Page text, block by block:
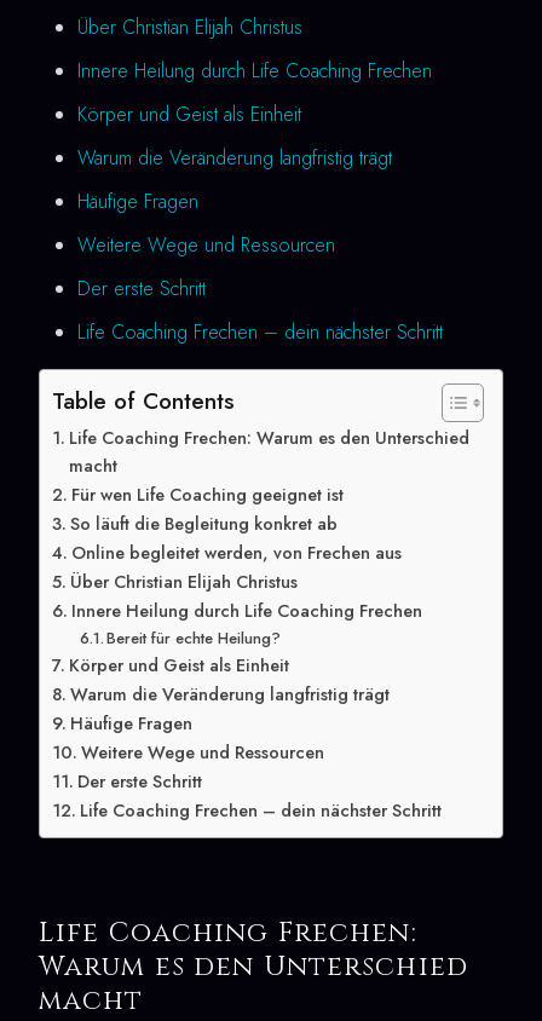
Über Christian Elijah Christus
Innere Heilung durch Life Coaching Frechen
Körper und Geist als Einheit
Warum die Veränderung langfristig trägt
Häufige Fragen
Weitere Wege und Ressourcen
Der erste Schritt
Life Coaching Frechen – dein nächster Schritt
Table of Contents
Life Coaching Frechen: Warum es den Unterschied
macht
Für wen Life Coaching geeignet ist
So läuft die Begleitung konkret ab
Online begleitet werden, von Frechen aus
Über Christian Elijah Christus
Innere Heilung durch Life Coaching Frechen
Bereit für echte Heilung?
Körper und Geist als Einheit
Warum die Veränderung langfristig trägt
Häufige Fragen
Weitere Wege und Ressourcen
Der erste Schritt
Life Coaching Frechen – dein nächster Schritt
Life Coaching Frechen:
Warum es den Unterschied
macht